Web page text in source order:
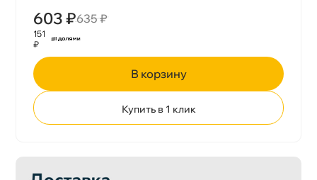
603 ₽635 ₽
151
₽
корзину
Купить в 1 клик